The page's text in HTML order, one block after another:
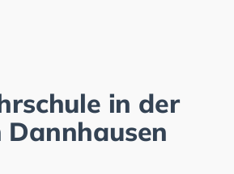
in der
Dannhausen